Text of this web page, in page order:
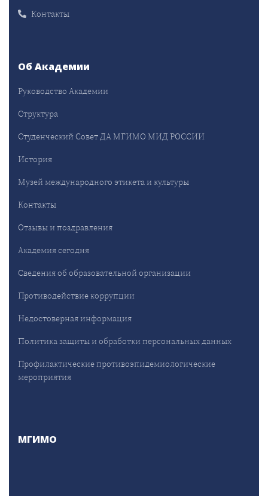
Контакты
Об Академии
Руководство Академии
Структура
Студенческий Совет ДА МГИМО МИД РОССИИ
История
Музей международного этикета и культуры
Контакты
Отзывы и поздравления
Академия сегодня
Сведения об образовательной организации
Противодействие коррупции
Недостоверная информация
Политика защиты и обработки персональных данных
Профилактические противоэпидемиологические
мероприятия
МГИМО